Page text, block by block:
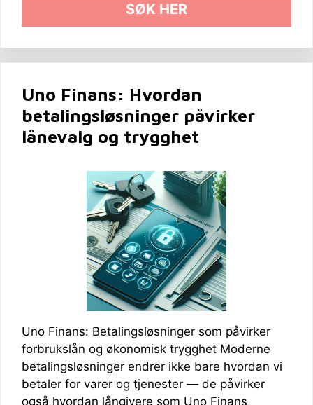
SØK HER
Uno Finans: Hvordan
betalingsløsninger påvirker
lånevalg og trygghet
Uno Finans: Betalingsløsninger som påvirker
forbrukslån og økonomisk trygghet Moderne
betalingsløsninger endrer ikke bare hvordan vi
betaler for varer og tjenester — de påvirker
også hvordan långivere som Uno Finans